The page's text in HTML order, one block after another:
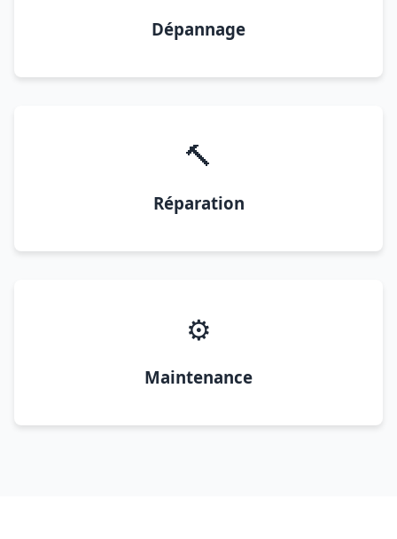
Dépannage
🔨
Réparation
⚙️
Maintenance